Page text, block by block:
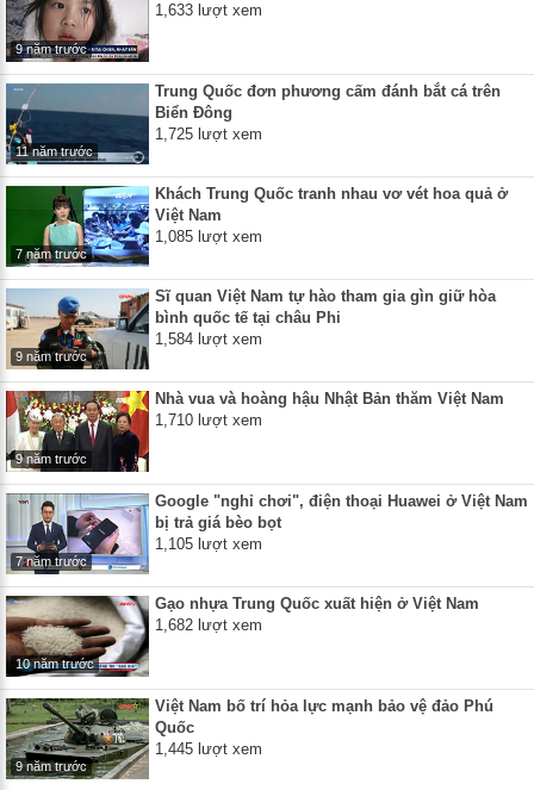
9 năm trước
1,633 lượt xem
11 năm trước
Trung Quốc đơn phương cấm đánh bắt cá trên
Biển Đông
1,725 lượt xem
7 năm trước
Khách Trung Quốc tranh nhau vơ vét hoa quả ở
Việt Nam
1,085 lượt xem
9 năm trước
Sĩ quan Việt Nam tự hào tham gia gìn giữ hòa
bình quốc tế tại châu Phi
1,584 lượt xem
9 năm trước
Nhà vua và hoàng hậu Nhật Bản thăm Việt Nam
1,710 lượt xem
7 năm trước
Google "nghỉ chơi", điện thoại Huawei ở Việt Nam
bị trả giá bèo bọt
1,105 lượt xem
10 năm trước
Gạo nhựa Trung Quốc xuất hiện ở Việt Nam
1,682 lượt xem
9 năm trước
Việt Nam bố trí hỏa lực mạnh bảo vệ đảo Phú
Quốc
1,445 lượt xem